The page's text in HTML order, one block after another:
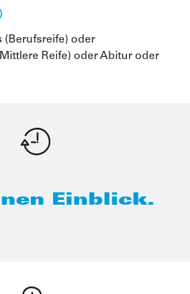
(Berufsreife) oder
Reife) oder Abitur oder
Einblick.